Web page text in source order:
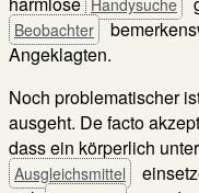
Handysuche
Beobachter
Angeklagten.
Noch problematischer
ausgeht. De facto
dass ein körperlich
Ausgleichsmittel